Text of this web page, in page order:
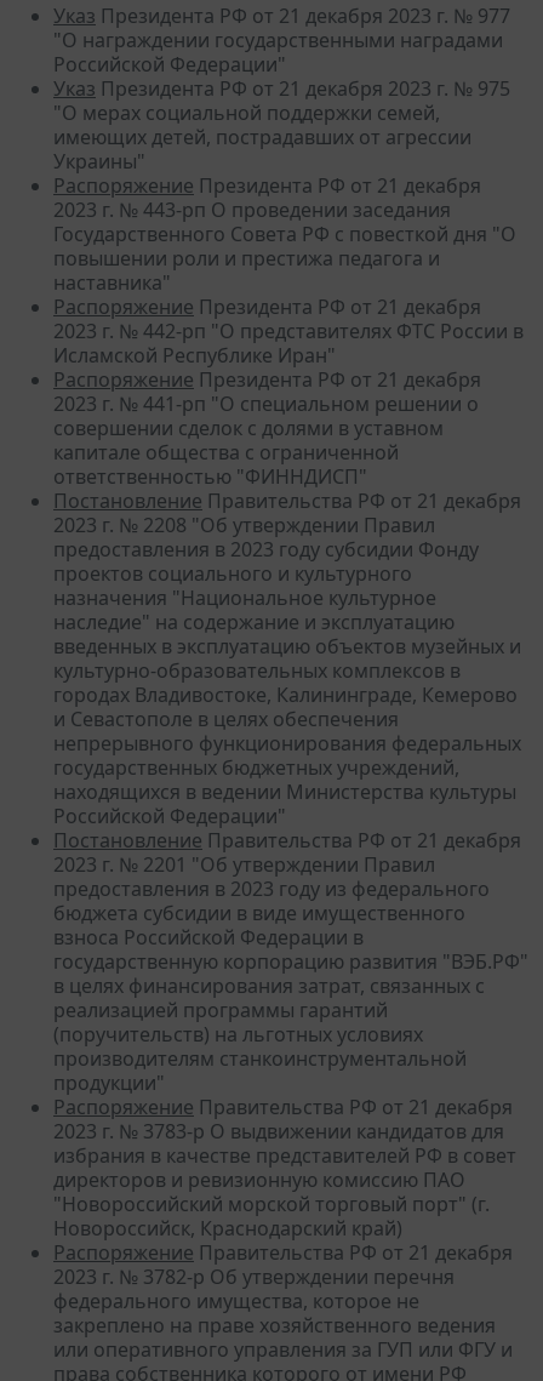
Указ Президента РФ от 21 декабря 2023 г. № 977
"О награждении государственными наградами
Российской Федерации"
Указ Президента РФ от 21 декабря 2023 г. № 975
"О мерах социальной поддержки семей,
имеющих детей, пострадавших от агрессии
Украины"
Распоряжение Президента РФ от 21 декабря
2023 г. № 443-рп О проведении заседания
Государственного Совета РФ с повесткой дня "О
повышении роли и престижа педагога и
наставника"
Распоряжение Президента РФ от 21 декабря
2023 г. № 442-рп "О представителях ФТС России в
Исламской Республике Иран"
Распоряжение Президента РФ от 21 декабря
2023 г. № 441-рп "О специальном решении о
совершении сделок с долями в уставном
капитале общества с ограниченной
ответственностью "ФИННДИСП"
Постановление Правительства РФ от 21 декабря
2023 г. № 2208 "Об утверждении Правил
предоставления в 2023 году субсидии Фонду
проектов социального и культурного
назначения "Национальное культурное
наследие" на содержание и эксплуатацию
введенных в эксплуатацию объектов музейных и
культурно-образовательных комплексов в
городах Владивостоке, Калининграде, Кемерово
и Севастополе в целях обеспечения
непрерывного функционирования федеральных
государственных бюджетных учреждений,
находящихся в ведении Министерства культуры
Российской Федерации"
Постановление Правительства РФ от 21 декабря
2023 г. № 2201 "Об утверждении Правил
предоставления в 2023 году из федерального
бюджета субсидии в виде имущественного
взноса Российской Федерации в
государственную корпорацию развития "ВЭБ.РФ"
в целях финансирования затрат, связанных с
реализацией программы гарантий
(поручительств) на льготных условиях
производителям станкоинструментальной
продукции"
Распоряжение Правительства РФ от 21 декабря
2023 г. № 3783-р О выдвижении кандидатов для
избрания в качестве представителей РФ в совет
директоров и ревизионную комиссию ПАО
"Новороссийский морской торговый порт" (г.
Новороссийск, Краснодарский край)
Распоряжение Правительства РФ от 21 декабря
2023 г. № 3782-р Об утверждении перечня
федерального имущества, которое не
закреплено на праве хозяйственного ведения
или оперативного управления за ГУП или ФГУ и
права собственника которого от имени РФ